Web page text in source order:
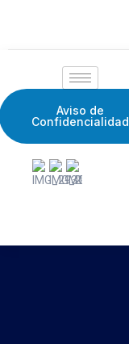
Aviso de
Confidencialidad